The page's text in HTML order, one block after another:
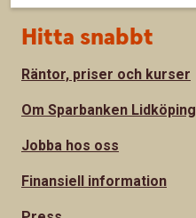
Hitta snabbt
Räntor, priser och kurser
Om Sparbanken Lidköping
Jobba hos oss
Finansiell information